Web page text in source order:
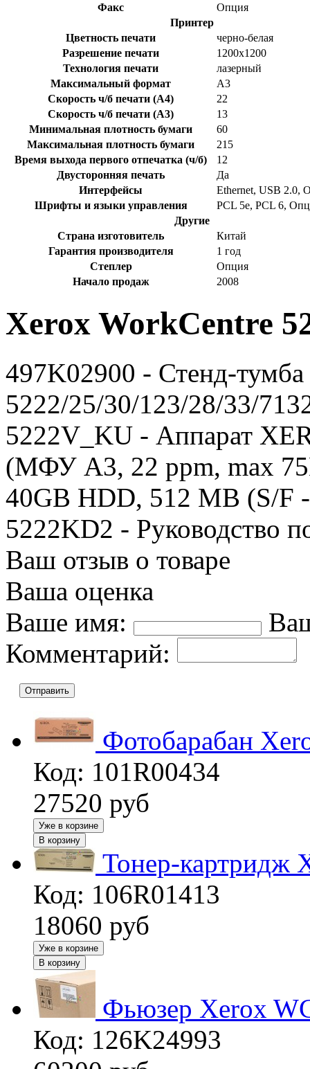
Факс
Опция
Принтер
Цветность печати
черно-белая
Разрешение печати
1200x1200
Технология печати
лазерный
Максимальный формат
A3
Скорость ч/б печати (A4)
22
Скорость ч/б печати (A3)
13
Минимальная плотность бумаги
60
Максимальная плотность бумаги
215
Время выхода первого отпечатка (ч/б)
12
Двусторонняя печать
Да
Интерфейсы
Ethernet, USB 2.0,
Шрифты и языки управления
PCL 5e, PCL 6,
Другие
Страна изготовитель
Китай
Гарантия производителя
1 год
Степлер
Опция
Начало продаж
2008
Xerox WorkCentre
497K02900 - Стенд-
5222/25/30/123/28/33/
5222V_KU - Аппарат
(МФУ А3, 22 ppm, max
40GB HDD, 512 MB (S/F
5222KD2 - Руководство
Ваш отзыв о товаре
Ваша оценка
Ваше имя:
Комментарий:
Отправить
Фотобарабан
Код: 101R00434
27520 руб
Уже в корзине
В корзину
Тонер-картридж
Код: 106R01413
18060 руб
Уже в корзине
В корзину
Фьюзер Xerox
Код: 126K24993